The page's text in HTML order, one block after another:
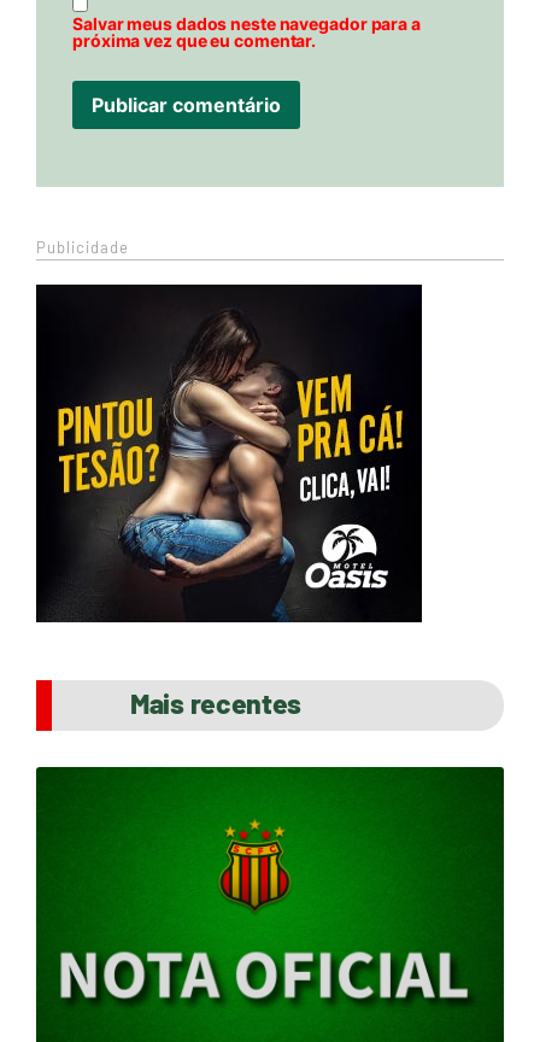
Salvar meus dados neste navegador para a
próxima vez que eu comentar.
Publicidade
Mais recentes